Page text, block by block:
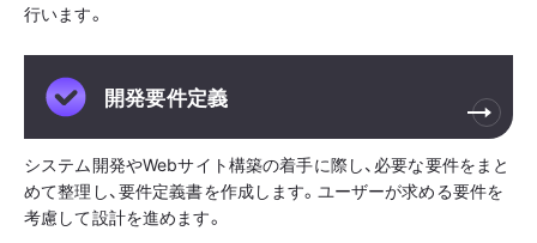
行います。
開発要件定義
システム開発やWebサイト構築の着手に際し、必要な要件をまと
めて整理し、要件定義書を作成します。ユーザーが求める要件を
考慮して設計を進めます。